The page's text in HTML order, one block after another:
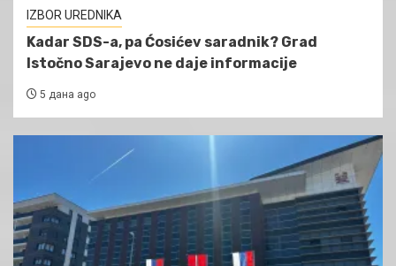
IZBOR UREDNIKA
Kadar SDS-a, pa Ćosićev saradnik? Grad
Istočno Sarajevo ne daje informacije
5 дана ago